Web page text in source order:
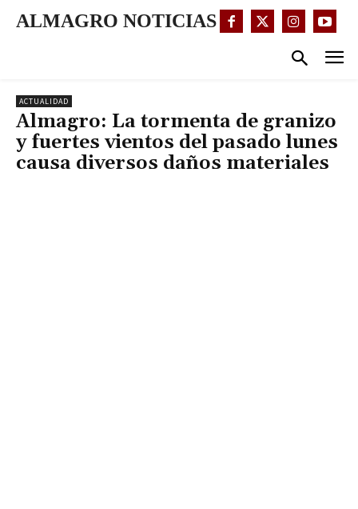
ALMAGRO NOTICIAS
ACTUALIDAD
Almagro: La tormenta de granizo
y fuertes vientos del pasado lunes
causa diversos daños materiales